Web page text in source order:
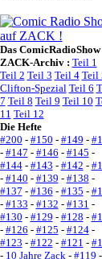
Das ComicRadioShow
ZACK-Archiv : Teil 1
Teil 2 Teil 3 Teil 4 Teil
Clifton-Spezial Teil 6
7 Teil 8 Teil 9 Teil 10
11 Teil 12
Die Hefte
#200 - #150 - #149 -
- #147 - #146 - #145 -
#144- #143 - #142 -
- #140 - #139 - #138 -
#137 - #136 - #135 -
- #133 - #132 - #131 -
#130 - #129 - #128 -
- #126 - #125 - #124-
#123 - #122 - #121 -
- 10 Jahre Zack- #119 -